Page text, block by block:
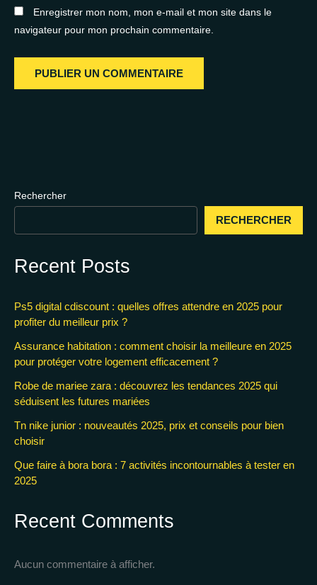
Enregistrer mon nom, mon e-mail et mon site dans le
navigateur pour mon prochain commentaire.
Rechercher
RECHERCHER
Recent Posts
Ps5 digital cdiscount : quelles offres attendre en 2025 pour
profiter du meilleur prix ?
Assurance habitation : comment choisir la meilleure en 2025
pour protéger votre logement efficacement ?
Robe de mariee zara : découvrez les tendances 2025 qui
séduisent les futures mariées
Tn nike junior : nouveautés 2025, prix et conseils pour bien
choisir
Que faire à bora bora : 7 activités incontournables à tester en
2025
Recent Comments
Aucun commentaire à afficher.